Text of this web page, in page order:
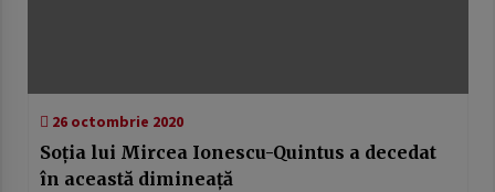
26 octombrie 2020
Soția lui Mircea Ionescu-Quintus a decedat
în această dimineață